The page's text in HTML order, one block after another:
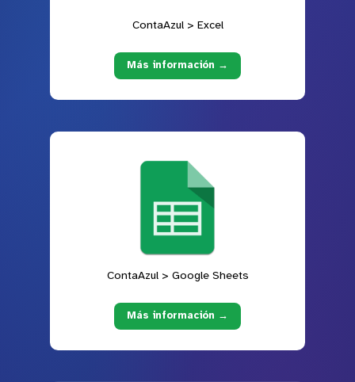
ContaAzul > Excel
Más información →
ContaAzul > Google Sheets
Más información →